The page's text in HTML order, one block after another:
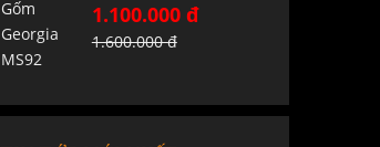
1.100.000 đ
1.600.000 đ